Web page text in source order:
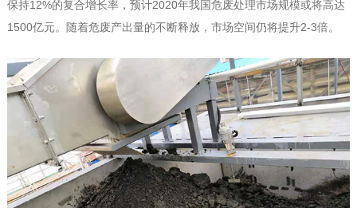
保持12%的复合增长率，预计2020年我国危废处理市场规模或将高达
1500亿元。随着危废产出量的不断释放，市场空间仍将提升2-3倍。